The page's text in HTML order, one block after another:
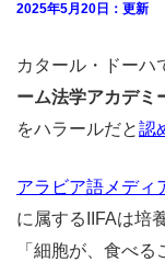
2025年5月20日：更新
カタール・ドーハ
ーム法学アカデミ
をハラールだと認
アラビア語メディ
に属するIIFAは培
「細胞が、食べ